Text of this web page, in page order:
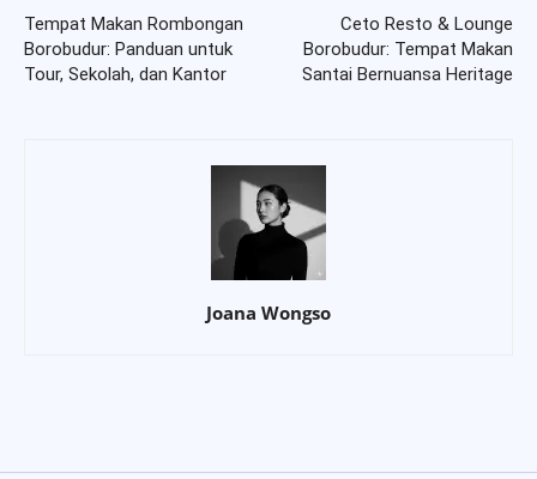
Tempat Makan Rombongan
Borobudur: Panduan untuk
Tour, Sekolah, dan Kantor
Ceto Resto & Lounge
Borobudur: Tempat Makan
Santai Bernuansa Heritage
Joana Wongso